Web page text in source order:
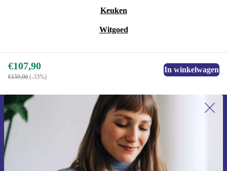
Keuken
Witgoed
€107,90
€159,90 (-33%)
In winkelwagen
Meld je aan voor onze nieuwsbrief en
ontvang €15 korting!
Mis nooit meer een aanbieding.